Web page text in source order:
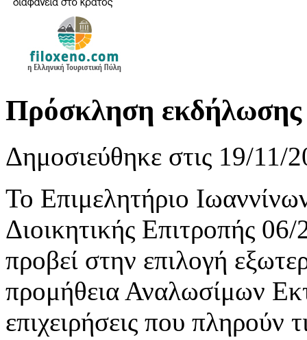
Πρόσκληση εκδήλωσης
Δημοσιεύθηκε στις 19/11/
Το Επιμελητήριο
Διοικητικής Επιτροπής
προβεί στην επιλογή
προμήθεια Αναλωσίμων
επιχειρήσεις που πληρούν